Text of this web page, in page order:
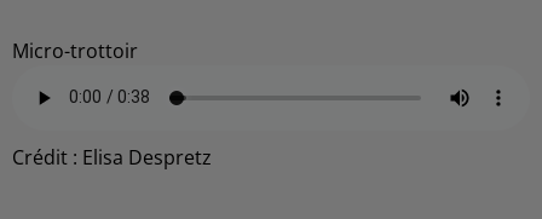
Micro-trottoir
Crédit : Elisa Despretz